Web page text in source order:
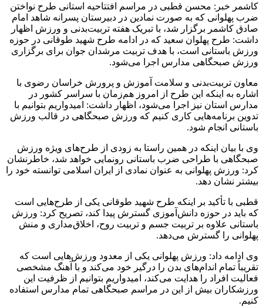
کاشمر خبر: محسن قطبی در مراسم افتتاحیه استانی طرح نواختن
ضرب پهلوانی که به صورت نمادین در دبیرستان پسرانه شاهد امام
صادق کاشمر برگزار شد، با تبریک هفته تربیت‌بدنی و ورزش اظهار
داشت: طرح پهلوان سعید که در ادامه طرح شهید طوقانی در حوزه
ورزش باستانی است، با هدف تربیت مرشدان جوان برای برگزاری
ورزش صبحگاهی مدارس اجرا می‌شود.
معاون تربیت‌بدنی و سلامت آموزش و پرورش خراسان رضوی با
اشاره به اینکه این طرح از امروز هم‌زمان با سراسر کشور در
مدارس استان نیز اجرا می‌شود، اظهار داشت: امیدواریم بتوانیم با
تدوین برنامه‌هایی کاری کنیم که ورزش صبحگاهی در قالب ورزش
باستانی انجام شود.
وی با بیان اینکه در همین راستا به زودی از طرح‌های ویژه ورزش
صبحگاهی با طراحی ضرب باستانی رونمایی خواهد شد، خاطرنشان
کرد: ورزش پهلوانی به عنوان نمادی از ایران اسلامی توانسته خود را
بیشتر نشان دهد.
قطبی با تأکید بر اینکه طرح شهید طوقانی یکی از طرح‌هایی است
که باید در حوزه دانش‌آموزی گسترش پیدا کند، تصریح کرد: ورزش
باستانی علاوه بر تربیت جسم و تربیت روح، اخلاق‌مداری و منش
پهلوانی را گسترش می‌دهد.
وی ادامه داد: ورزش پهلوانی یکی از معدود ورزش‌هایی است که
تقریباً تمام اندام‌های بدن را درگیر خود می‌کند و با آهنگ مشخصی
فعالیت افراد را هدایت می‌کند، امیدواریم بتوانیم از ظرفیت این
ورزشکاران بیش از این در مراسم صبحگاهی تمام مدارس استفاده
کنیم.